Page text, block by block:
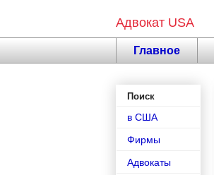
Адвокат USA
Главное
Поиск
в США
Фирмы
Адвокаты